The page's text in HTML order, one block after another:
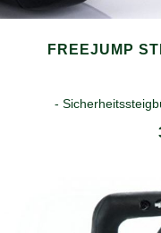
FREEJUMP
-